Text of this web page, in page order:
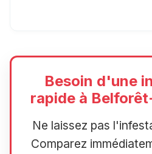
Besoin d'une
rapide à
Ne laissez pas
Comparez